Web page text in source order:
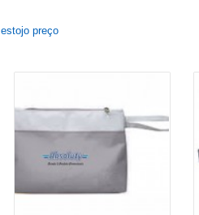
estojo preço